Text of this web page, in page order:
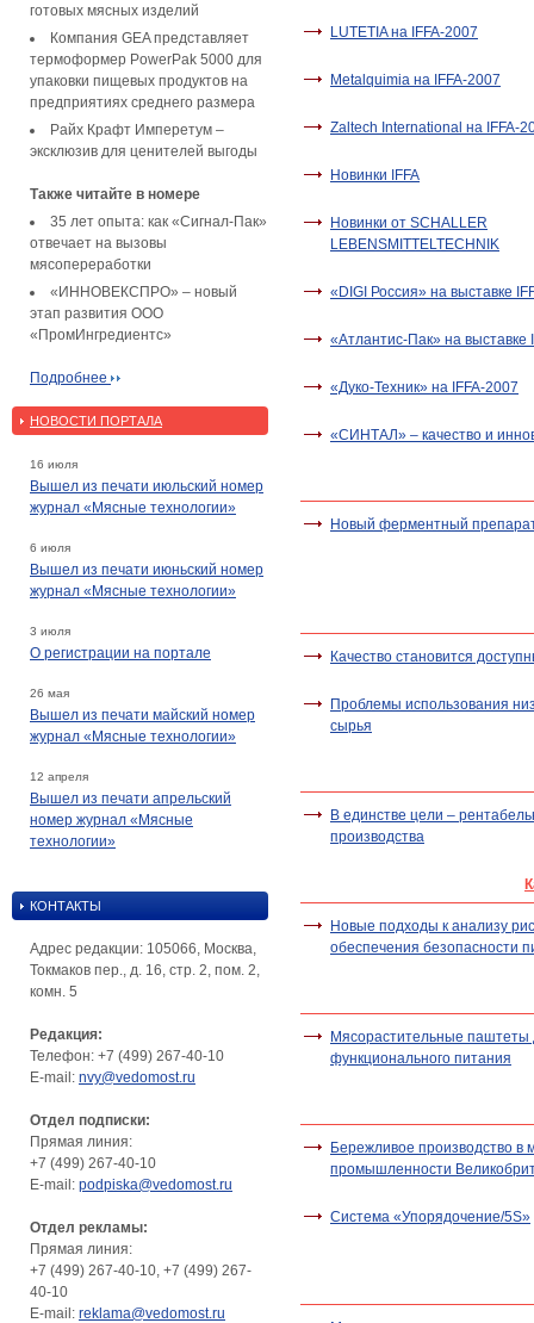
готовых мясных изделий
Компания GEA представляет
термоформер PowerPak 5000 для
упаковки пищевых продуктов на
предприятиях среднего размера
Райх Крафт Имперетум –
эксклюзив для ценителей выгоды
Также читайте в номере
35 лет опыта: как «Сигнал-Пак»
отвечает на вызовы
мясопереработки
«ИННОВЕКСПРО» – новый
этап развития ООО
«ПромИнгредиентс»
Подробнее
НОВОСТИ ПОРТАЛА
16 июля
Вышел из печати июльский номер
журнал «Мясные технологии»
6 июля
Вышел из печати июньский номер
журнал «Мясные технологии»
3 июля
О регистрации на портале
26 мая
Вышел из печати майский номер
журнал «Мясные технологии»
12 апреля
Вышел из печати апрельский
номер журнал «Мясные
технологии»
КОНТАКТЫ
Адрес редакции: 105066, Москва,
Токмаков пер., д. 16, стр. 2, пом. 2,
комн. 5
Редакция:
Телефон: +7 (499) 267-40-10
E-mail: nvy@vedomost.ru
Отдел подписки:
Прямая линия:
+7 (499) 267-40-10
E-mail: podpiska@vedomost.ru
Отдел рекламы:
Прямая линия:
+7 (499) 267-40-10, +7 (499) 267-
40-10
E-mail: reklama@vedomost.ru
LUTETIA на IFFA-2007
Metalquimia на IFFA-2007
Zaltech International на IFFA-
Новинки IFFA
Новинки от SCHALLER
LEBENSMITTELTECHNIK
«DIGI Россия» на выставке
«Атлантис-Пак» на выставке
«Дуко-Техник» на IFFA-2007
«СИНТАЛ» – качество и
Новый ферментный
Качество становится
Проблемы использования
сырья
В единстве цели –
производства
Новые подходы к анализу
обеспечения безопасности
Мясорастительные паштеты
функционального питания
Бережливое производство в
промышленности
Система «Упорядочение/5S»